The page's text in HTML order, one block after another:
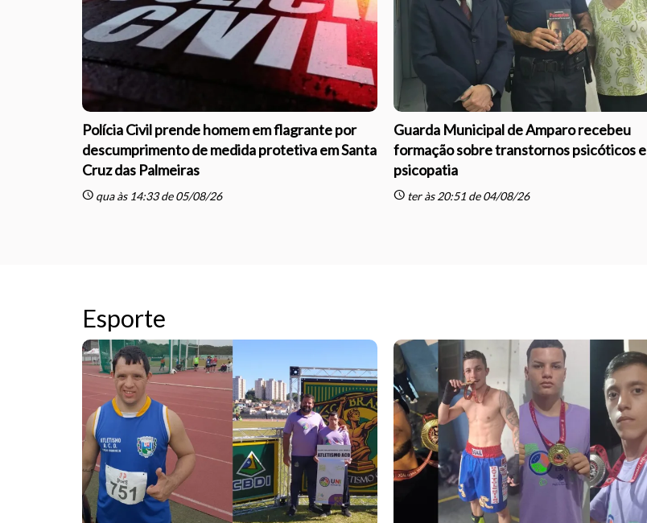
Polícia Civil prende homem em flagrante por
descumprimento de medida protetiva em Santa
Cruz das Palmeiras
schedule qua às 14:33 de 05/08/26
Guarda Municipal de Amparo recebeu
formação sobre transtornos psicóticos e
psicopatia
scheduleter às 20:51 de 04/08/26
Esporte